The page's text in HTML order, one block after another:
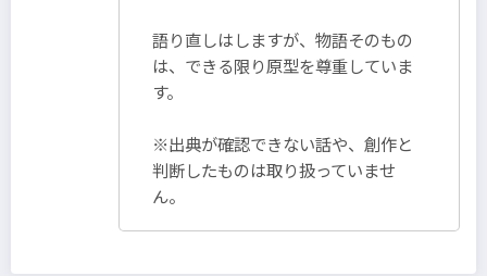
語り直しはしますが、物語そのもの
は、できる限り原型を尊重していま
す。
※出典が確認できない話や、創作と
判断したものは取り扱っていませ
ん。